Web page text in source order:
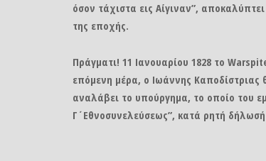
όσον τάχιστα εις Αίγιναν”,
της εποχής.
Πράγματι! 11 Ιανουαρίου 1828 το
επόμενη μέρα, ο Ιωάννης
αναλάβει το υπούργημα, το οποίο του
Γ΄Εθνοσυνελεύσεως”, κατά ρητή